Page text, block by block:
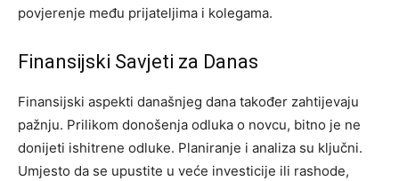
povjerenje među prijateljima i kolegama.
Finansijski Savjeti za Danas
Finansijski aspekti današnjeg dana također zahtijevaju
pažnju. Prilikom donošenja odluka o novcu, bitno je ne
donijeti ishitrene odluke. Planiranje i analiza su ključni.
Umjesto da se upustite u veće investicije ili rashode,